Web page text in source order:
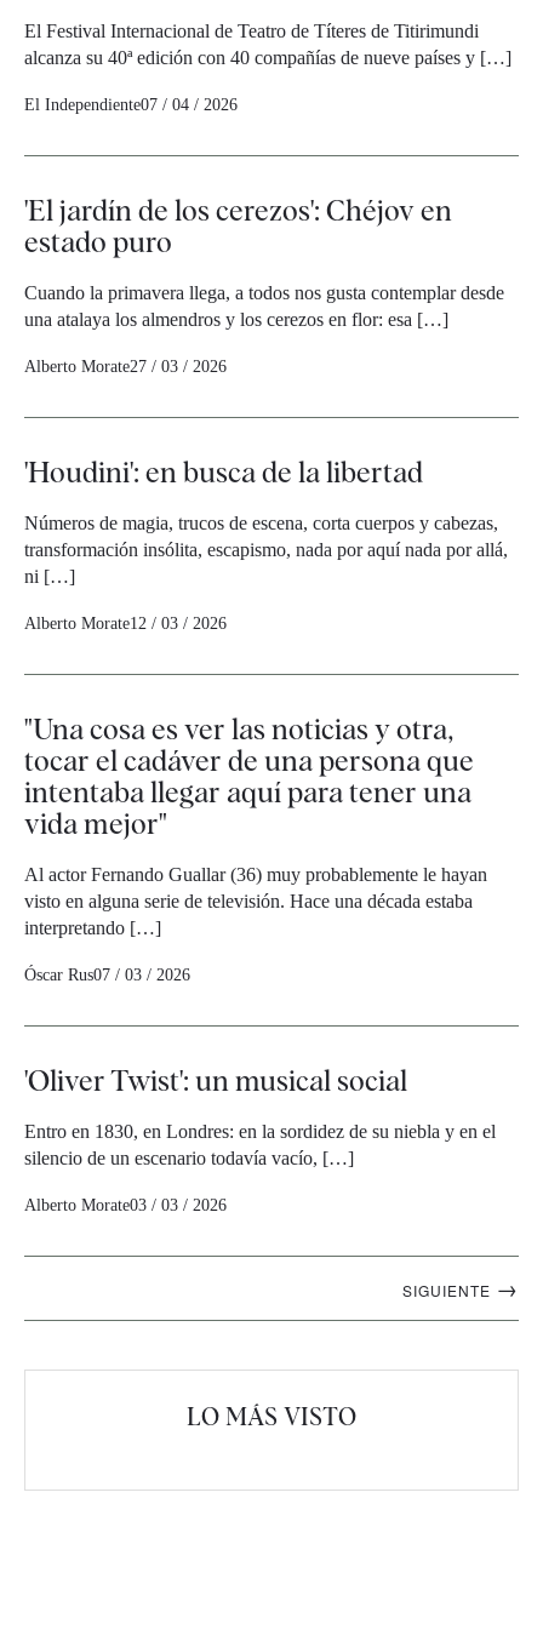
El Festival Internacional de Teatro de Títeres de Titirimundi
alcanza su 40ª edición con 40 compañías de nueve países y […]
El Independiente07 / 04 / 2026
'El jardín de los cerezos': Chéjov en
estado puro
Cuando la primavera llega, a todos nos gusta contemplar desde
una atalaya los almendros y los cerezos en flor: esa […]
Alberto Morate27 / 03 / 2026
'Houdini': en busca de la libertad
Números de magia, trucos de escena, corta cuerpos y cabezas,
transformación insólita, escapismo, nada por aquí nada por allá,
ni […]
Alberto Morate12 / 03 / 2026
"Una cosa es ver las noticias y otra,
tocar el cadáver de una persona que
intentaba llegar aquí para tener una
vida mejor"
Al actor Fernando Guallar (36) muy probablemente le hayan
visto en alguna serie de televisión. Hace una década estaba
interpretando […]
Óscar Rus07 / 03 / 2026
'Oliver Twist': un musical social
Entro en 1830, en Londres: en la sordidez de su niebla y en el
silencio de un escenario todavía vacío, […]
Alberto Morate03 / 03 / 2026
SIGUIENTE →
LO MÁS VISTO